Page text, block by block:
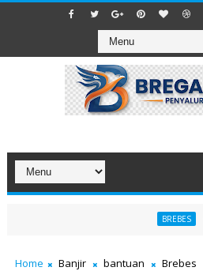
Home Banjir bantuan Brebes